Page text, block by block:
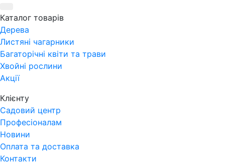
Каталог товарів
Дерева
Листяні чагарники
Багаторічні квіти та трави
Хвойні рослини
Акції
Клієнту
Садовий центр
Професіоналам
Новини
Оплата та доставка
Контакти